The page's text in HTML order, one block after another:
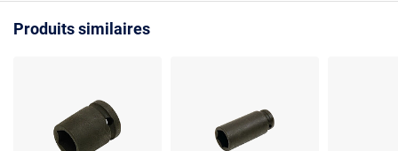
Produits similaires